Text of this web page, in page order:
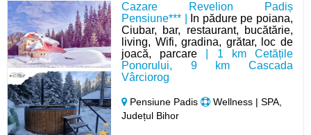
Cazare Revelion Padiș
Pensiune*** |
In pădure pe poiana,
Ciubar, bar, restaurant, bucătărie,
living, Wifi, gradina, grătar, loc de
joacă, parcare | 1 km Cetățile
Ponorului, 9 km Cascada
Vârciorog
Pensiune Padis
Wellness | SPA,
Județul Bihor